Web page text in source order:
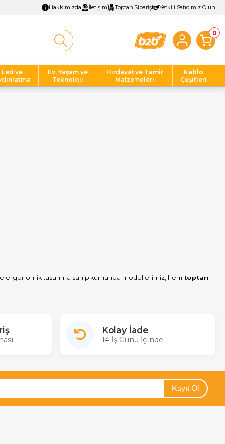
Hakkımızda İletişim Toptan Sipariş Yetkili Satıcımız Olun
0
Led ve
Ev, Yaşam ve
Teknoloji
Hırdavat ve Tamir
Malzemeleri
Kablo
Çeşitleri
ve ergonomik tasarıma sahip kumanda modellerimiz, hem toptan
dayanıklı ve uzun ömürlü tasarım sayesinde televizyon keyfiniz
Kolay İade
14 İş Günü İçinde
Kayıt Ol